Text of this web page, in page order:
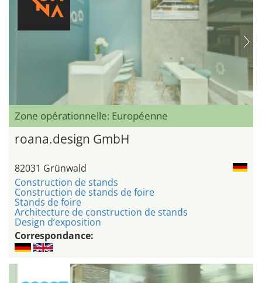
Zone opérationnelle: Européenne
roana.design GmbH
82031 Grünwald
Construction de stands
Construction de stands de foire
Stands de foire
Architecture de construction de stands
Design d’exposition
Correspondance: